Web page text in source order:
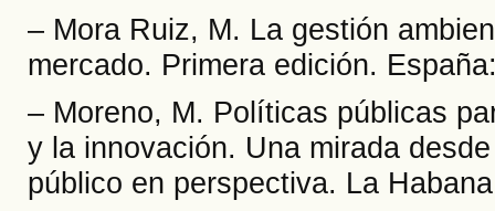
– Mora Ruiz, M. La gestión
mercado. Primera edición.
– Moreno, M. Políticas públicas
y la innovación. Una mirada
público en perspectiva. La